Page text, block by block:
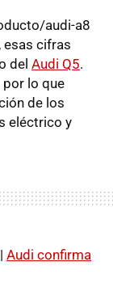
audi-a8
esas cifras
del Audi Q5.
por lo que
de los
eléctrico y
Audi confirma